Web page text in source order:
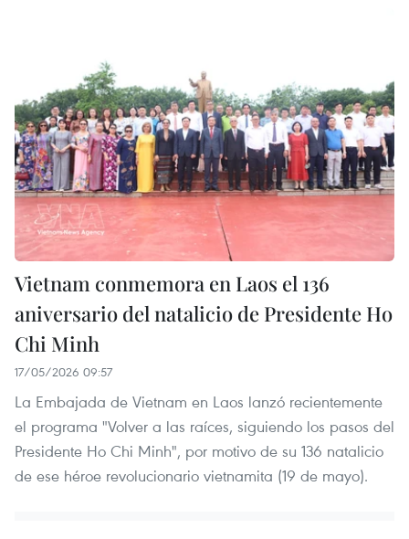
Vietnam conmemora en Laos el 136
aniversario del natalicio de Presidente Ho
Chi Minh
17/05/2026 09:57
La Embajada de Vietnam en Laos lanzó recientemente
el programa "Volver a las raíces, siguiendo los pasos del
Presidente Ho Chi Minh", por motivo de su 136 natalicio
de ese héroe revolucionario vietnamita (19 de mayo).